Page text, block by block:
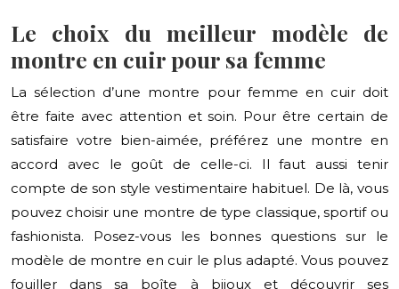
Le choix du meilleur modèle de
montre en cuir pour sa femme
La sélection d’une montre pour femme en cuir doit
être faite avec attention et soin. Pour être certain de
satisfaire votre bien-aimée, préférez une montre en
accord avec le goût de celle-ci. Il faut aussi tenir
compte de son style vestimentaire habituel. De là, vous
pouvez choisir une montre de type classique, sportif ou
fashionista. Posez-vous les bonnes questions sur le
modèle de montre en cuir le plus adapté. Vous pouvez
fouiller dans sa boîte à bijoux et découvrir ses